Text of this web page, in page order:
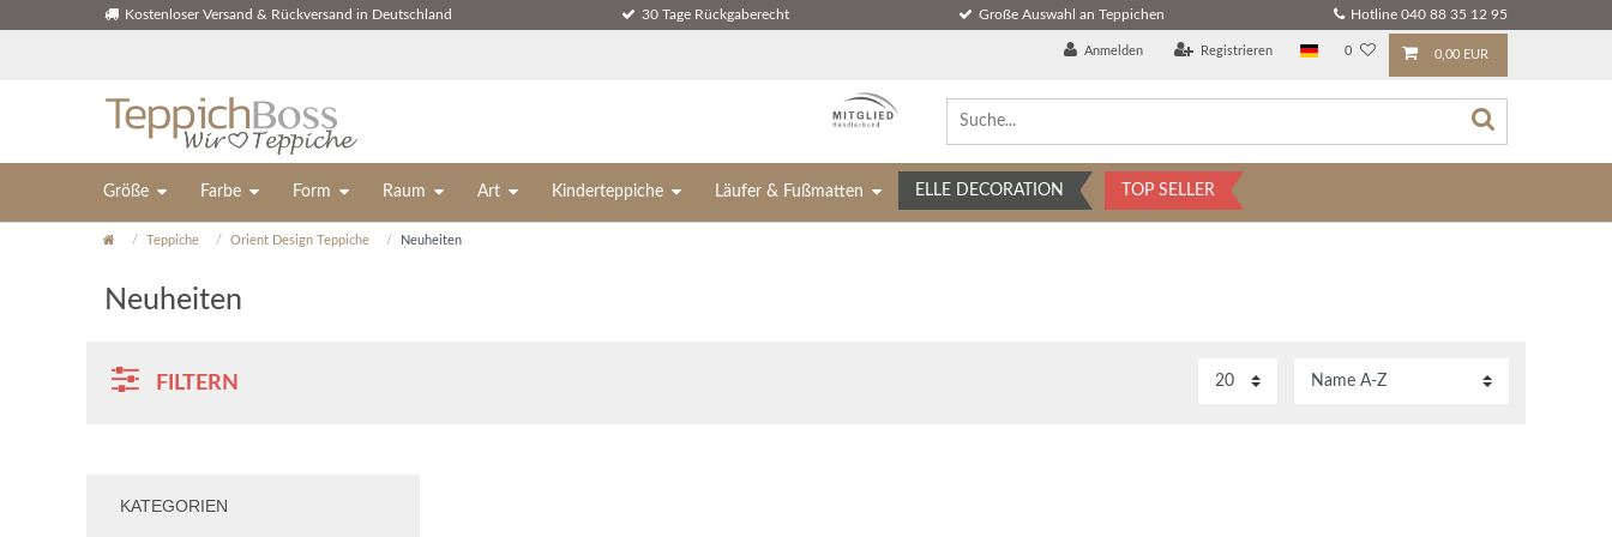
Kostenloser Versand & Rückversand in Deutschland 30 Tage Rückgaberecht Große Auswahl an Teppichen Hotline 040 88 35 12 95
Anmelden Registrieren 0 0,00 EUR
Größe Farbe Form Raum Art Kinderteppiche Läufer & Fußmatten ELLE DECORATION TOP SELLER
Teppiche Orient Design Teppiche Neuheiten
Neuheiten
FILTERN
KATEGORIEN